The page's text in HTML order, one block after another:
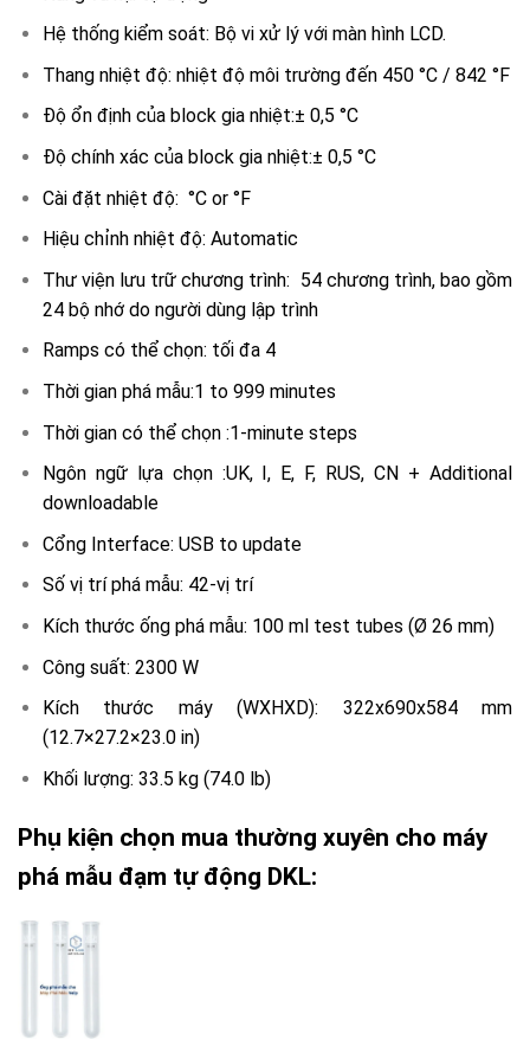
Hệ thống kiểm soát: Bộ vi xử lý với màn hình LCD.
Thang nhiệt độ: nhiệt độ môi trường đến 450 °C / 842 °F
Độ ổn định của block gia nhiệt:± 0,5 °C
Độ chính xác của block gia nhiệt:± 0,5 °C
Cài đặt nhiệt độ: °C or °F
Hiệu chỉnh nhiệt độ: Automatic
Thư viện lưu trữ chương trình: 54 chương trình, bao gồm
24 bộ nhớ do người dùng lập trình
Ramps có thể chọn: tối đa 4
Thời gian phá mẫu:1 to 999 minutes
Thời gian có thể chọn :1-minute steps
Ngôn ngữ lựa chọn :UK, I, E, F, RUS, CN + Additional
downloadable
Cổng Interface: USB to update
Số vị trí phá mẫu: 42-vị trí
Kích thước ống phá mẫu: 100 ml test tubes (Ø 26 mm)
Công suất: 2300 W
Kích thước máy (WXHXD): 322x690x584 mm
(12.7×27.2×23.0 in)
Khối lượng: 33.5 kg (74.0 lb)
Phụ kiện chọn mua thường xuyên cho máy
phá mẫu đạm tự động DKL: